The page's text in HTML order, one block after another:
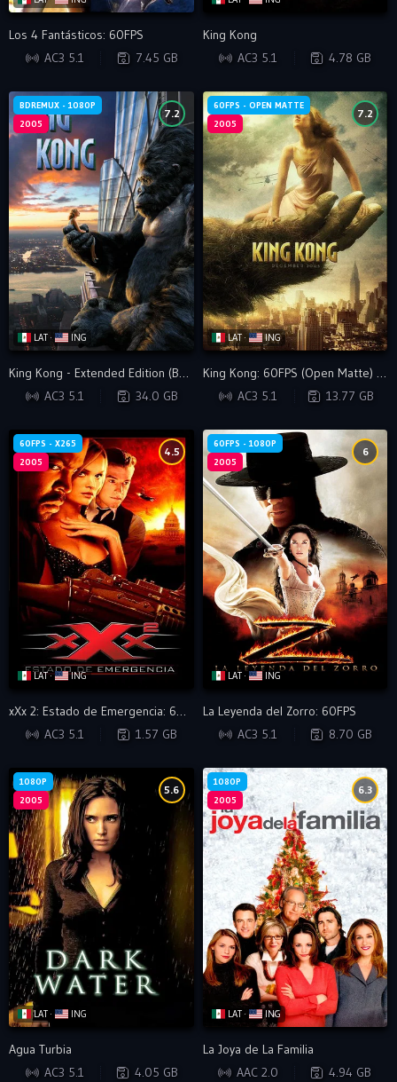
BDRIP
Los 4 Fantásticos: 60FPS
AC3 5.1
7.45 GB BRRIP
King Kong
AC3 5.1
4.78 GB
BDREMUX - 1080P
2005
7.2
LAT · ING
BDRIP
King Kong - Extended Edition (BDREMUX) - VIP
AC3 5.1
34.0 GB
60FPS - OPEN MATTE
2005
7.2
LAT · ING
BDRIP
King Kong: 60FPS (Open Matte) - VIP
AC3 5.1
13.77 GB
60FPS - X265
2005
4.5
LAT · ING
BRRIP
xXx 2: Estado de Emergencia: 60FPS x265
AC3 5.1
1.57 GB
60FPS - 1080P
2005
6
LAT · ING
BRRIP
La Leyenda del Zorro: 60FPS
AC3 5.1
8.70 GB
1080P
2005
5.6
LAT · ING
BRRIP
Agua Turbia
AC3 5.1
4.05 GB
1080P
2005
6.3
LAT · ING
WEB-DL
La Joya de La Familia
AAC 2.0
4.94 GB